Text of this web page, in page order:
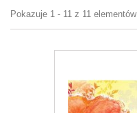
Pokazuje 1 - 11 z 11 elementów